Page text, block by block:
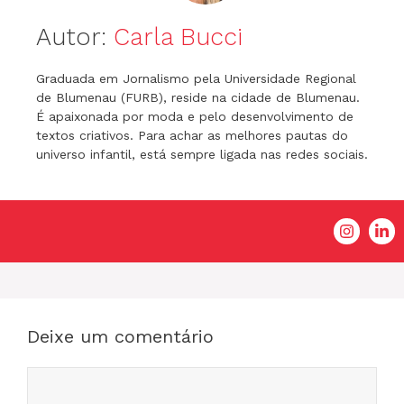
Autor: Carla Bucci
Graduada em Jornalismo pela Universidade Regional
de Blumenau (FURB), reside na cidade de Blumenau.
É apaixonada por moda e pelo desenvolvimento de
textos criativos. Para achar as melhores pautas do
universo infantil, está sempre ligada nas redes sociais.
Deixe um comentário